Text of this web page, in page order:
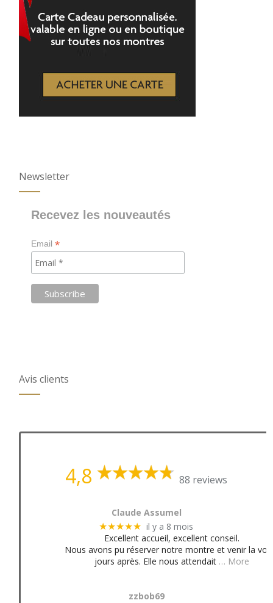
Newsletter
Recevez les nouveautés
Email*
Avis clients
4,8 88 reviews
Claude Assumel
★★★★★ il y a 8 mois
Excellent accueil, excellent conseil.
Nous avons pu réserver notre montre et venir la
jours après. Elle nous attendait … More
zzbob69